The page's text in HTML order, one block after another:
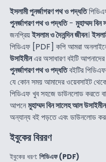
ইসলামী পুনর্জাগরণ পথ ও পদ্ধতি
পুনর্জাগরণ পথ ও পদ্ধতি- মুহাম্মদ
জনপ্রিয়ইসলাম ও দৈনন্দিন জীবন।
পিডিএফ [PDF] কপি আমরা
উসাইমীনএর অসাধারণ বইটি আপনাদের
পুনর্জাগরণ পথ ও পদ্ধতিবইটির
যে কোন সময় আমাদের ওয়েবসাইট
পিডিএফ খুব সহজে ডাউনলোড করতে
আপনেমুহাম্মদ বিন সালেহ আল উসাইমীন
অন্যান্য বই পড়তে এবং ডাউনলোড
ইবুকের বিররণ
ইবুকের ধরণ: পিডিএফ (PDF)